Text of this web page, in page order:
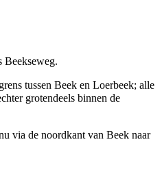
Beekseweg.
tussen Beek en Loerbeek; alle
grotendeels binnen de
via de noordkant van Beek naar